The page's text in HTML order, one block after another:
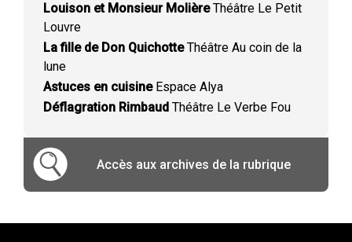
Louison et Monsieur MolièreThéâtre Le Petit
Louvre
La fille de Don QuichotteThéâtre Au coin de la
lune
Astuces en cuisineEspace Alya
Déflagration Rimbaud Théâtre Le Verbe Fou
Accès aux archives de la rubrique